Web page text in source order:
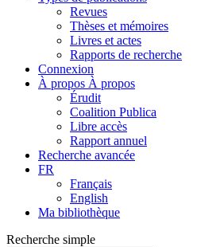
Revues
Thèses et mémoires
Livres et actes
Rapports de recherche
Connexion
À propos À propos
Érudit
Coalition Publica
Libre accès
Rapport annuel
Recherche avancée
FR
Français
English
Ma bibliothèque
Recherche simple